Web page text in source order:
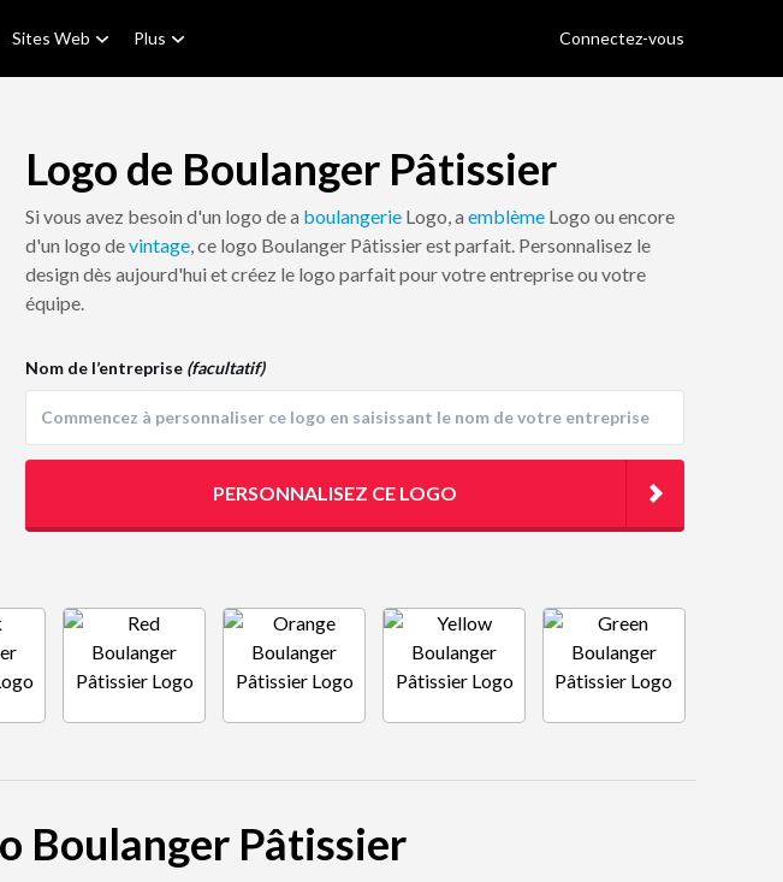
Sites Web Plus Connectez-vous
Logo de Boulanger Pâtissier
Si vous avez besoin d'un logo de a boulangerie Logo, a emblème Logo ou encore
d'un logo devintage, ce logo Boulanger Pâtissier est parfait. Personnalisez le
design dès aujourd'hui et créez le logo parfait pour votre entreprise ou votre
équipe.
Nom de l’entreprise (facultatif)
PERSONNALISEZ CE LOGO
Boulanger Pâtissier